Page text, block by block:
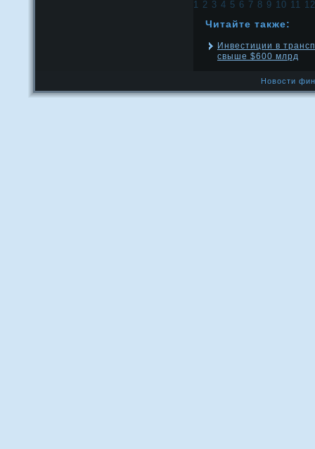
1 2 3 4 5 6 7 8 9 10 11 12
Читайте также:
Инвестиции в
свыше $600 млрд
Новости